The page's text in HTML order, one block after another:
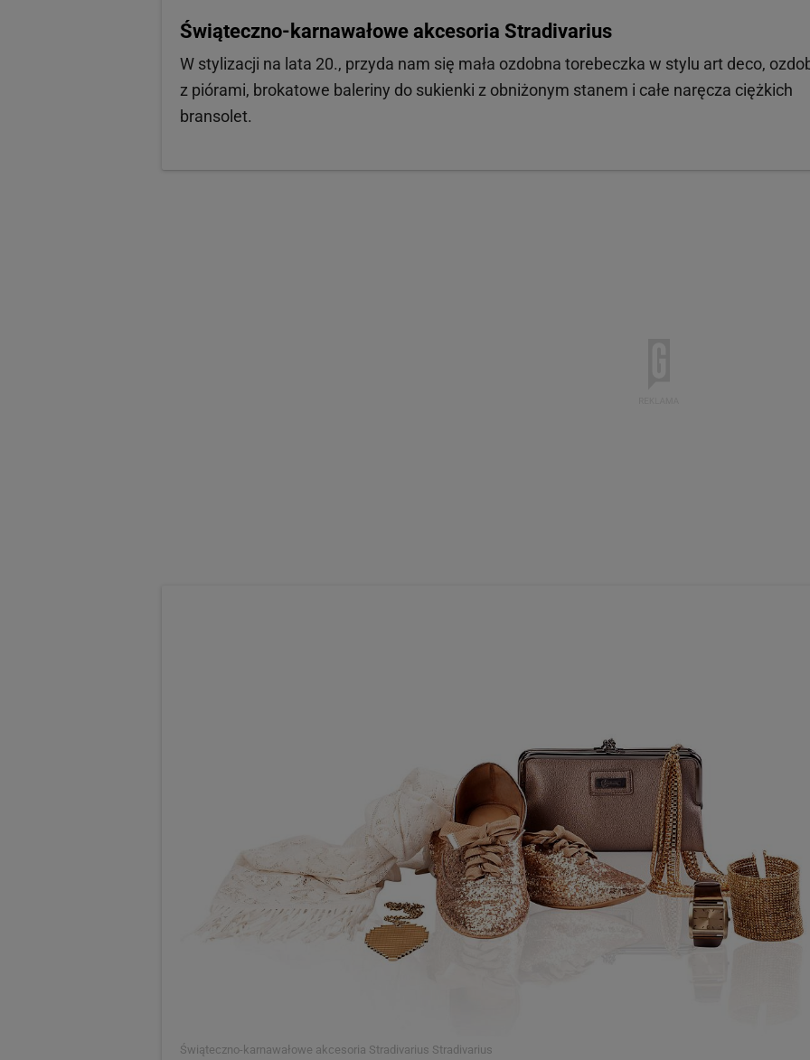
Świąteczno-karnawałowe akcesoria Stradivarius
W stylizacji na lata 20., przyda nam się mała ozdobna torebeczka w stylu art deco,
z piórami, brokatowe baleriny do sukienki z obniżonym stanem i całe naręcza ciężkich
bransolet.
Świąteczno-karnawałowe akcesoria Stradivarius Stradivarius